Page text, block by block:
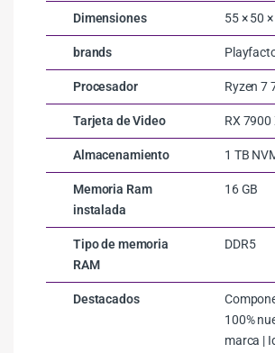
Dimensiones 55 × 50
brands
Procesador Ryzen 7
Tarjeta de Video RX 7900
Almacenamiento 1 TB
Memoria Ram
instalada
16 GB
Tipo de memoria
RAM
DDR5
Destacados
100%
marca |